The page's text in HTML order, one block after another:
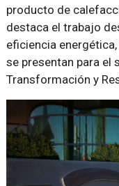
producto de
destaca el trabajo
eficiencia
se presentan para el
Transformación y